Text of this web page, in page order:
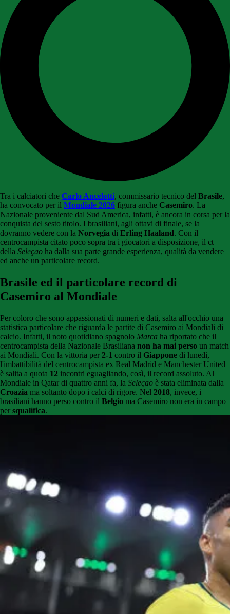
Tra i calciatori che Carlo Ancelotti, commissario tecnico del Brasile,
ha convocato per il Mondiale 2026 figura anche Casemiro. La
Nazionale proveniente dal Sud America, infatti, è ancora in corsa per la
conquista del sesto titolo. I brasiliani, agli ottavi di finale, se la
dovranno vedere con la Norvegia di Erling Haaland. Con il
centrocampista citato poco sopra tra i giocatori a disposizione, il ct
della Seleçao ha dalla sua parte grande esperienza, qualità da vendere
ed anche un particolare record.
Brasile ed il particolare record di
Casemiro al Mondiale
Per coloro che sono appassionati di numeri e dati, salta all'occhio una
statistica particolare che riguarda le partite di Casemiro ai Mondiali di
calcio. Infatti, il noto quotidiano spagnolo Marca ha riportato che il
centrocampista della Nazionale Brasiliana non ha mai perso un match
ai Mondiali. Con la vittoria per 2-1 contro il Giappone di lunedì,
l'imbattibilità del centrocampista ex Real Madrid e Manchester United
è salita a quota 12 incontri eguagliando, così, il record assoluto. Al
Mondiale in Qatar di quattro anni fa, la Seleçao è stata eliminata dalla
Croazia ma soltanto dopo i calci di rigore. Nel 2018, invece, i
brasiliani hanno perso contro il Belgio ma Casemiro non era in campo
per squalifica.